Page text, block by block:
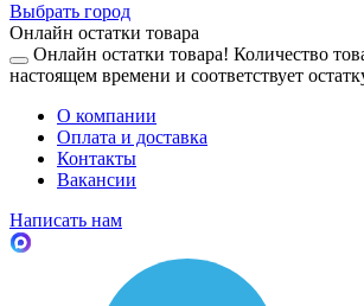
Выбрать город
Онлайн остатки товара
Онлайн остатки товара! Количество
настоящем времени и соответствует
О компании
Оплата и доставка
Контакты
Вакансии
Написать нам